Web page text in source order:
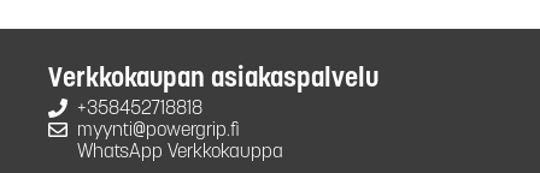
Verkkokaupan asiakaspalvelu
+358452718818
myynti@powergrip.fi
WhatsApp Verkkokauppa